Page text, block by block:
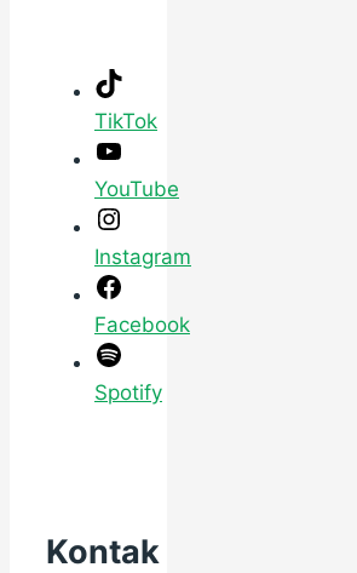
TikTok
YouTube
Instagram
Facebook
Spotify
Kontak